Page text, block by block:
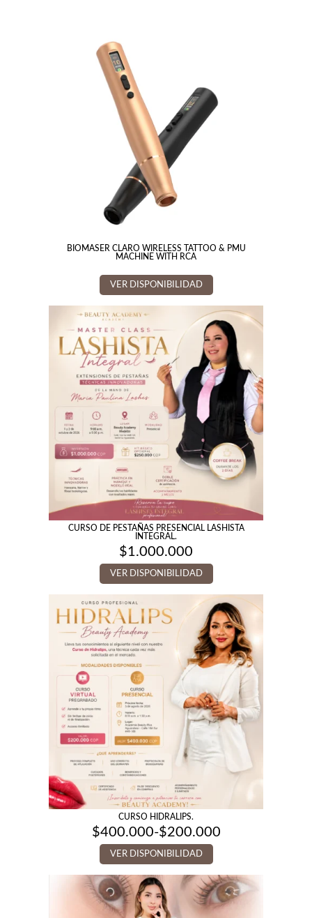
BIOMASER CLARO WIRELESS TATTOO & PMU
MACHINE WITH RCA
VER DISPONIBILIDAD
CURSO DE PESTAÑAS PRESENCIAL LASHISTA
INTEGRAL.
$1.000.000
VER DISPONIBILIDAD
CURSO HIDRALIPS.
$200.000
-
$400.000
Rango
de
precios:
desde
$200.000
hasta
$400.000
VER DISPONIBILIDAD